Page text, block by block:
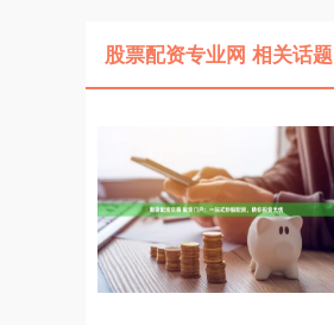
股票配资专业网 相关话题